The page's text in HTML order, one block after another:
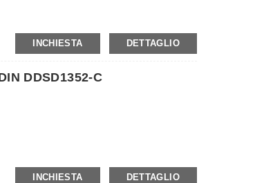
INCHIESTA DETTAGLIO
DDSD1352-C
INCHIESTA DETTAGLIO